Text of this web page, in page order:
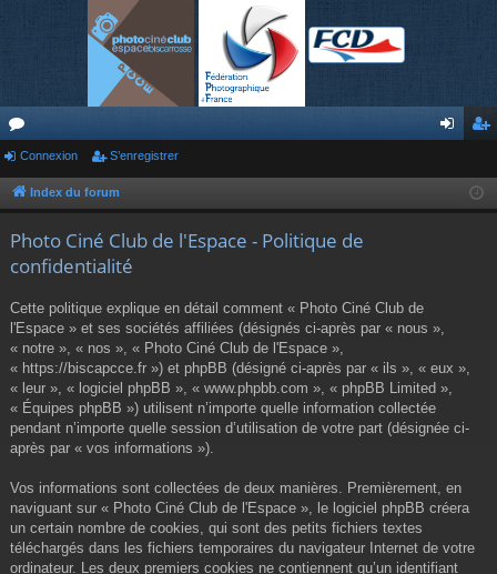
or
u nr
Connexion S’enregistrer
Index du forum
Photo Ciné Club de l'Espace - Politique de
confidentialité
Cette politique explique en détail comment « Photo Ciné Club de
l'Espace » et ses sociétés affiliées (désignés ci-après par « nous »,
« notre », « nos », « Photo Ciné Club de l'Espace »,
« https://biscapcce.fr ») et phpBB (désigné ci-après par « ils », « eux »,
« leur », « logiciel phpBB », « www.phpbb.com », « phpBB Limited »,
« Équipes phpBB ») utilisent n’importe quelle information collectée
pendant n’importe quelle session d’utilisation de votre part (désignée ci-
après par « vos informations »).
Vos informations sont collectées de deux manières. Premièrement, en
naviguant sur « Photo Ciné Club de l'Espace », le logiciel phpBB créera
un certain nombre de cookies, qui sont des petits fichiers textes
téléchargés dans les fichiers temporaires du navigateur Internet de votre
ordinateur. Les deux premiers cookies ne contiennent qu’un identifiant